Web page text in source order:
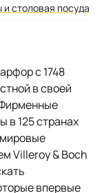
столовая посуда
с 1748
в своей
в 125 странах
Villeroy & Boch
впервые